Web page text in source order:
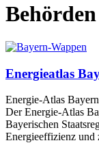
Behörden
Energieatlas
Energie-Atlas
Der Energie-Atlas
Bayerischen
Energieeffizienz und